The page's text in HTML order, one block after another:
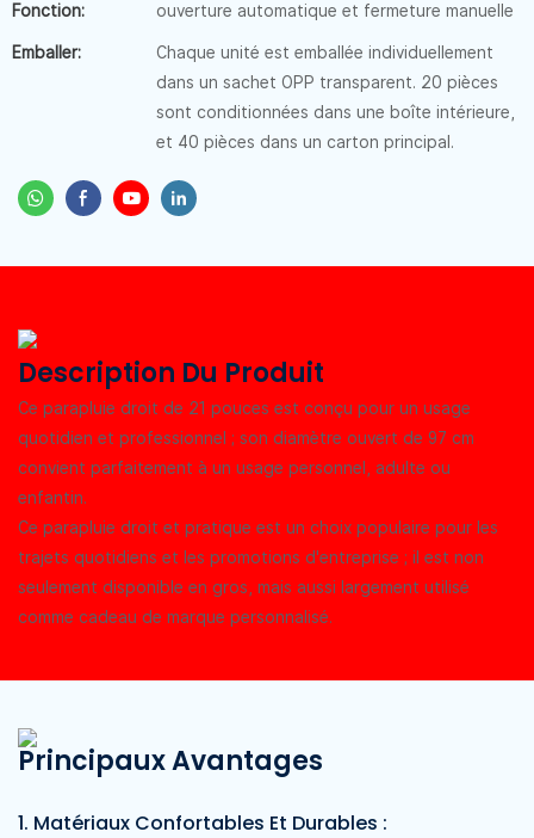
Fonction: ouverture automatique et fermeture manuelle
Emballer:
Chaque unité est emballée individuellement
dans un sachet OPP transparent. 20 pièces
sont conditionnées dans une boîte intérieure,
et 40 pièces dans un carton principal.
Description Du Produit
Ce parapluie droit de 21 pouces est conçu pour un usage
quotidien et professionnel ; son diamètre ouvert de 97 cm
convient parfaitement à un usage personnel, adulte ou
enfantin.
Ce parapluie droit et pratique est un choix populaire pour les
trajets quotidiens et les promotions d'entreprise ; il est non
seulement disponible en gros, mais aussi largement utilisé
comme cadeau de marque personnalisé.
Principaux Avantages
1. Matériaux Confortables Et Durables :